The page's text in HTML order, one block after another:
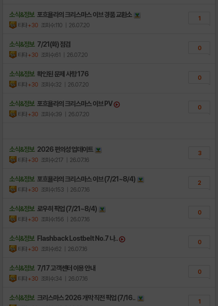
소식&정보 포흐욜라의 크리스마스 이브 경품 교환소
티탸+30 조회수:110 | 26.07.20
1
소식&정보 7/21(화) 점검
티탸+30 조회수:61 | 26.07.20
0
소식&정보 확인된 문제 사항 176
티탸+30 조회수:32 | 26.07.20
0
소식&정보 포흐욜라의 크리스마스 이브 PV
티탸+30 조회수:39 | 26.07.20
0
소식&정보 2026 편의성 업데이트
티탸+30 조회수:217 | 26.07.16
3
소식&정보 포흐욜라의 크리스마스 이브 (7/21~8/4)
티탸+30 조회수:153 | 26.07.16
2
소식&정보 로우히 픽업 (7/21~8/4)
티탸+30 조회수:156 | 26.07.16
0
소식&정보 Flashback Lostbelt No.7 나..
티탸+30 조회수:62 | 26.07.16
0
소식&정보 7/17 고객센터 이용 안내
티탸+30 조회수:34 | 26.07.16
0
소식&정보 크리스마스 2026 개막 직전 픽업 (7/16.. 1